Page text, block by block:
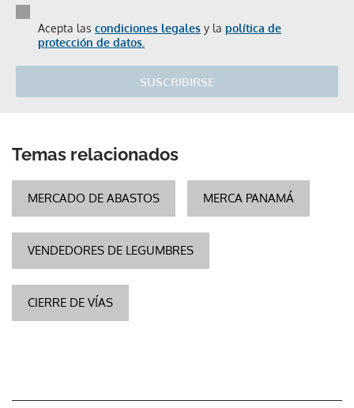
Acepta las condiciones legales y la política de
protección de datos.
SUSCRIBIRSE
Temas relacionados
MERCADO DE ABASTOS MERCA PANAMÁ
VENDEDORES DE LEGUMBRES
CIERRE DE VÍAS